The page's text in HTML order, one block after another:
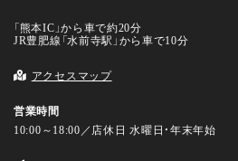
「熊本IC」から車で約20分
JR豊肥線「水前寺駅」から車で10分
アクセスマップ
営業時間
10:00～18:00／店休日 水曜日・年末年始